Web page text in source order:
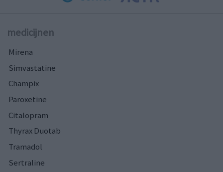
medicijnen
Mirena
Simvastatine
Champix
Paroxetine
Citalopram
Thyrax Duotab
Tramadol
Sertraline